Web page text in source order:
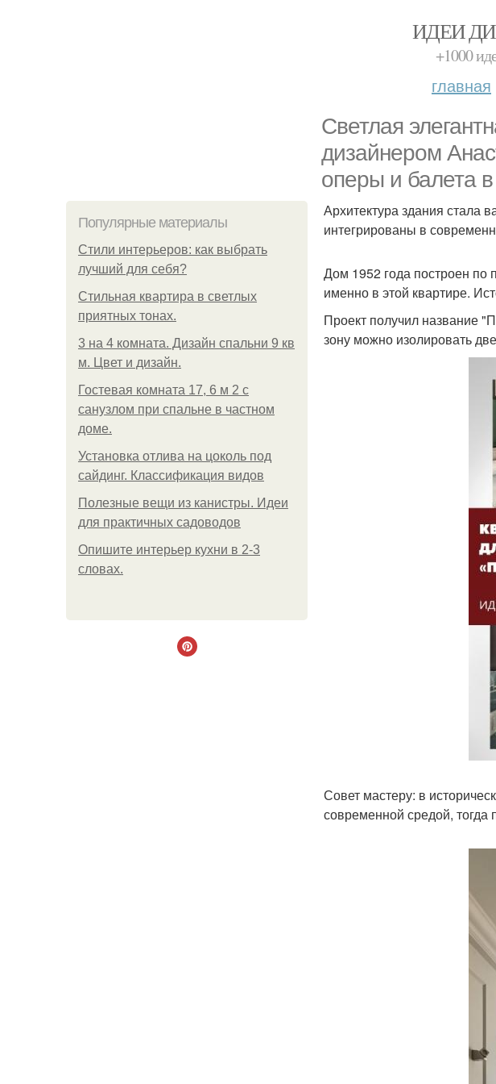
ИДЕИ
+1000
главная
Светлая
дизайнером
оперы и балета
Популярные материалы
Стили интерьеров: как выбрать
лучший для себя?
Стильная квартира в светлых
приятных тонах.
3 на 4 комната. Дизайн спальни 9 кв
м. Цвет и дизайн.
Гостевая комната 17, 6 м 2 с
санузлом при спальне в частном
доме.
Установка отлива на цоколь под
сайдинг. Классификация видов
Полезные вещи из канистры. Идеи
для практичных садоводов
Опишите интерьер кухни в 2-3
словах.
Архитектура здания стала
интегрированы в
Дом 1952 года построен по
именно в этой квартире.
Проект получил название
зону можно изолировать
Совет мастеру: в
современной средой, тогда